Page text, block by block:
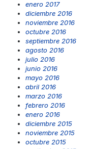
enero 2017
diciembre 2016
noviembre 2016
octubre 2016
septiembre 2016
agosto 2016
julio 2016
junio 2016
mayo 2016
abril 2016
marzo 2016
febrero 2016
enero 2016
diciembre 2015
noviembre 2015
octubre 2015